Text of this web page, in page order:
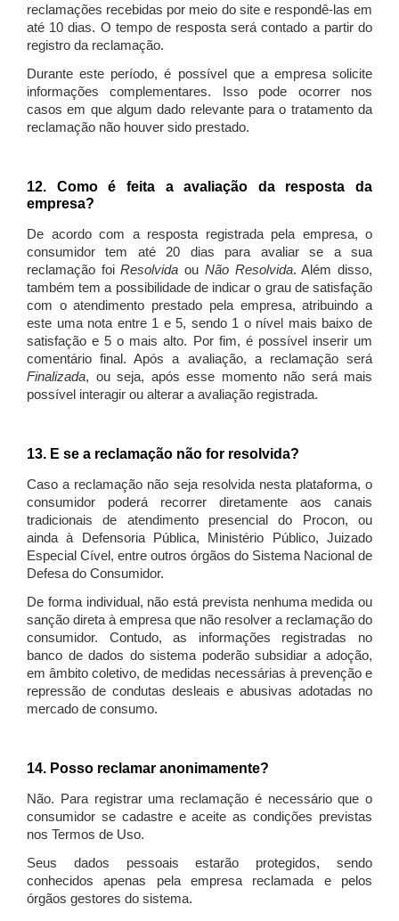
reclamações recebidas por meio do site e respondê-las em
até 10 dias. O tempo de resposta será contado a partir do
registro da reclamação.
Durante este período, é possível que a empresa solicite
informações complementares. Isso pode ocorrer nos
casos em que algum dado relevante para o tratamento da
reclamação não houver sido prestado.
12. Como é feita a avaliação da resposta da
empresa?
De acordo com a resposta registrada pela empresa, o
consumidor tem até 20 dias para avaliar se a sua
reclamação foiResolvida ou Não Resolvida. Além disso,
também tem a possibilidade de indicar o grau de satisfação
com o atendimento prestado pela empresa, atribuindo a
este uma nota entre 1 e 5, sendo 1 o nível mais baixo de
satisfação e 5 o mais alto. Por fim, é possível inserir um
comentário final. Após a avaliação, a reclamação será
Finalizada, ou seja, após esse momento não será mais
possível interagir ou alterar a avaliação registrada.
13. E se a reclamação não for resolvida?
Caso a reclamação não seja resolvida nesta plataforma, o
consumidor poderá recorrer diretamente aos canais
tradicionais de atendimento presencial do Procon, ou
ainda à Defensoria Pública, Ministério Público, Juizado
Especial Cível, entre outros órgãos do Sistema Nacional de
Defesa do Consumidor.
De forma individual, não está prevista nenhuma medida ou
sanção direta à empresa que não resolver a reclamação do
consumidor. Contudo, as informações registradas no
banco de dados do sistema poderão subsidiar a adoção,
em âmbito coletivo, de medidas necessárias à prevenção e
repressão de condutas desleais e abusivas adotadas no
mercado de consumo.
14. Posso reclamar anonimamente?
Não. Para registrar uma reclamação é necessário que o
consumidor se cadastre e aceite as condições previstas
nos Termos de Uso.
Seus dados pessoais estarão protegidos, sendo
conhecidos apenas pela empresa reclamada e pelos
órgãos gestores do sistema.